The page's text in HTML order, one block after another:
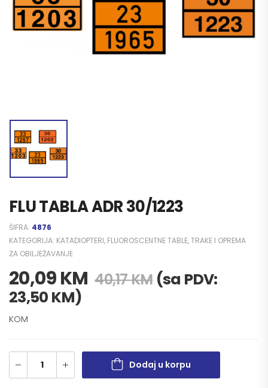
FLU TABLA ADR 30/1223
ŠIFRA: 4876
KATEGORIJA: KATADIOPTERI, FLUOROSCENTNE TABLE, TRAKE I OPREMA
ZA OBILJEŽAVANJE
20,09KM 40,17KM (sa PDV:
23,50 KM)
KOM
Dodaj u korpu